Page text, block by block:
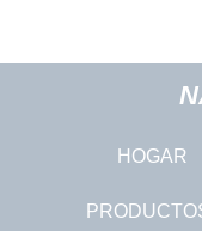
HOGAR